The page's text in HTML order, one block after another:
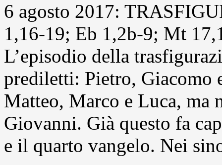
6 agosto 2017:
1,16-19; Eb 1,2b-9; Mt
L’episodio della
prediletti: Pietro, Giacomo
Matteo, Marco e Luca, ma
Giovanni. Già questo fa
e il quarto vangelo. Nei